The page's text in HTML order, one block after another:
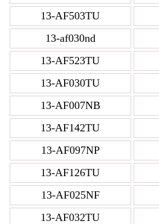
13-AF503TU
13-af030nd
13-AF523TU
13-AF030TU
13-AF007NB
13-AF142TU
13-AF097NP
13-AF126TU
13-AF025NF
13-AF032TU